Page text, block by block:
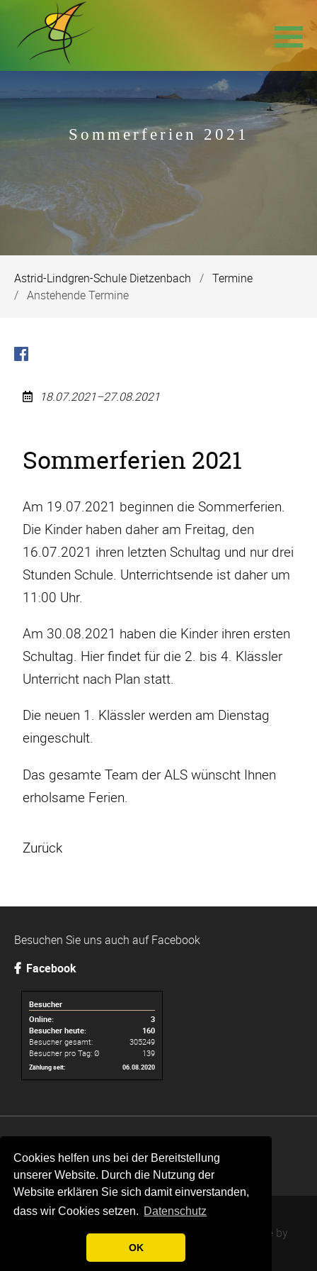
Cookies helfen uns bei der Bereitstellung
unserer Website. Durch die Nutzung der
Website erklären Sie sich damit einverstanden,
dass wir Cookies setzen. Datenschutz
OK
überspringen
Sommerferien 2021
Astrid-Lindgren-Schule Dietzenbach
Termine
Anstehende Termine
18.07.2021–27.08.2021
2021
Sommerferien 2021
Am 19.07.2021 beginnen die Sommerferien.
Die Kinder haben daher am Freitag, den
16.07.2021 ihren letzten Schultag und nur drei
Stunden Schule. Unterrichtsende ist daher um
11:00 Uhr.
Am 30.08.2021 haben die Kinder ihren ersten
Schultag. Hier findet für die 2. bis 4. Klässler
Unterricht nach Plan statt.
Die neuen 1. Klässler werden am Dienstag
eingeschult.
Das gesamte Team der ALS wünscht Ihnen
erholsame Ferien.
Zurück
Besuchen Sie uns auch auf Facebook
Facebook
Besucher
Online:
3
Besucher heute:
160
Besucher gesamt:
305249
Besucher pro Tag: Ø
139
Zählung seit: 06.08.2020
Navigation
überspringen
Impressum
Datenschutz
© Astrid-Lindgren-Schule / 2026 / Nature Theme by
contao-themes.net